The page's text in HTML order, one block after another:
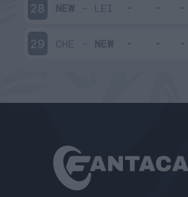
28 NEW - LEI
29 CHE - NEW